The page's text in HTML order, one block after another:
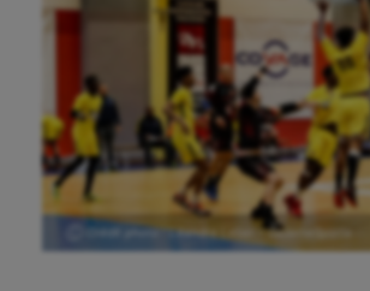
Ⓒ Crédit photo : Léandre Leber – GazetteSports